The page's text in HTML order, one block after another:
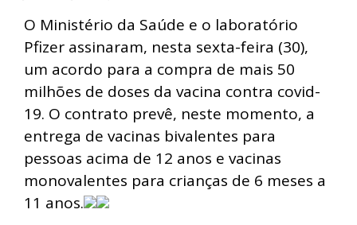
O Ministério da Saúde e o laboratório
Pfizer assinaram, nesta sexta-feira (30),
um acordo para a compra de mais 50
milhões de doses da vacina contra covid-
19. O contrato prevê, neste momento, a
entrega de vacinas bivalentes para
pessoas acima de 12 anos e vacinas
monovalentes para crianças de 6 meses a
11 anos.